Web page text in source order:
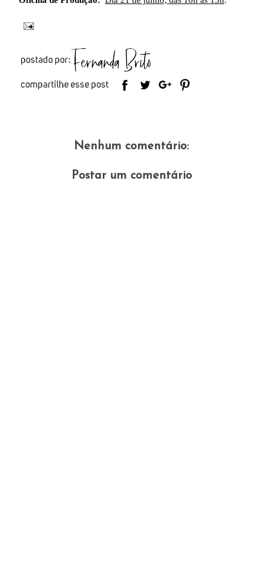
Nenhum comentário:
Postar um comentário